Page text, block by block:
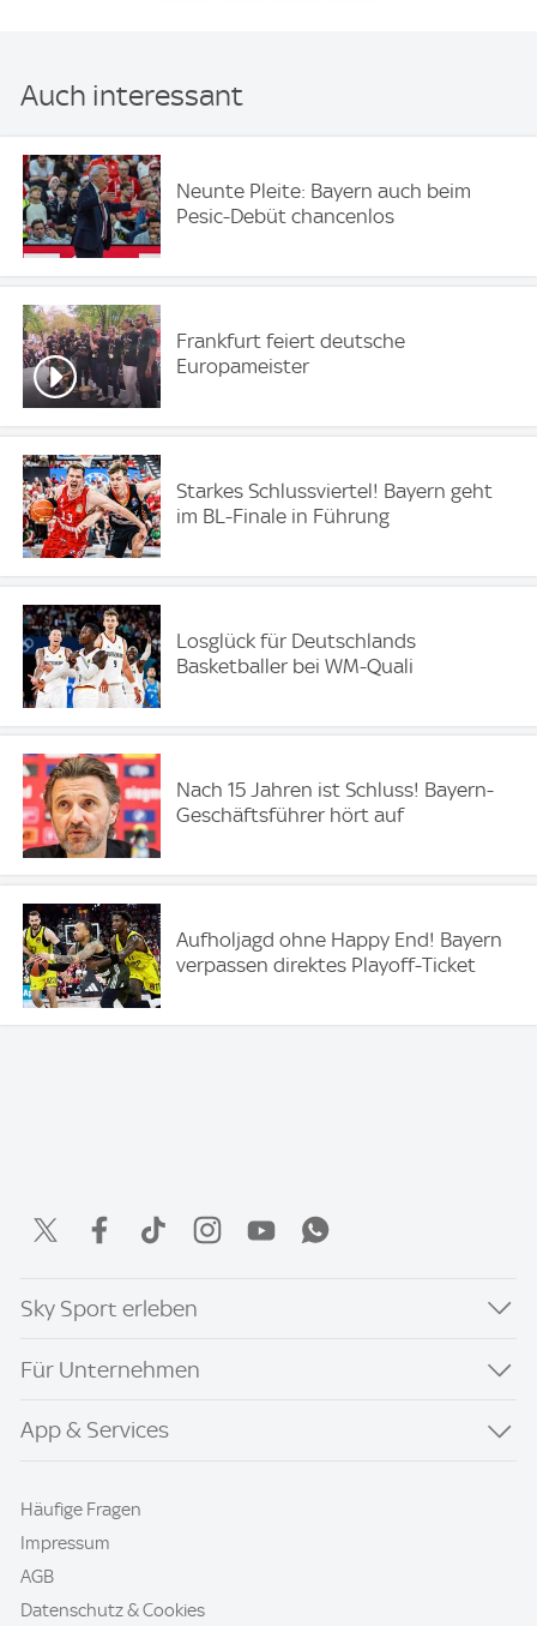
Auch interessant
Neunte Pleite: Bayern auch beim
Pesic-Debüt chancenlos
Frankfurt feiert deutsche
Europameister
Starkes Schlussviertel! Bayern geht
im BL-Finale in Führung
Losglück für Deutschlands
Basketballer bei WM-Quali
Nach 15 Jahren ist Schluss! Bayern-
Geschäftsführer hört auf
Aufholjagd ohne Happy End! Bayern
verpassen direktes Playoff-Ticket
Sky Sport erleben
Für Unternehmen
App & Services
Häufige Fragen
Impressum
AGB
Datenschutz & Cookies